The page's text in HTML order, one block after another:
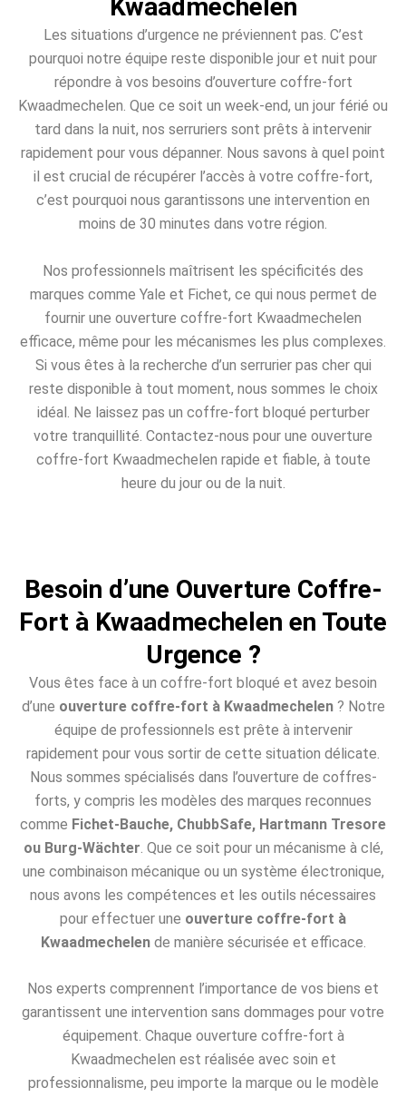
Kwaadmechelen
Les situations d’urgence ne préviennent pas. C’est
pourquoi notre équipe reste disponible jour et nuit pour
répondre à vos besoins d’ouverture coffre-fort
Kwaadmechelen. Que ce soit un week-end, un jour férié ou
tard dans la nuit, nos serruriers sont prêts à intervenir
rapidement pour vous dépanner. Nous savons à quel point
il est crucial de récupérer l’accès à votre coffre-fort,
c’est pourquoi nous garantissons une intervention en
moins de 30 minutes dans votre région.
Nos professionnels maîtrisent les spécificités des
marques comme Yale et Fichet, ce qui nous permet de
fournir une ouverture coffre-fort Kwaadmechelen
efficace, même pour les mécanismes les plus complexes.
Si vous êtes à la recherche d’un serrurier pas cher qui
reste disponible à tout moment, nous sommes le choix
idéal. Ne laissez pas un coffre-fort bloqué perturber
votre tranquillité. Contactez-nous pour une ouverture
coffre-fort Kwaadmechelen rapide et fiable, à toute
heure du jour ou de la nuit.
Besoin d’une Ouverture Coffre-
Fort à Kwaadmechelen en Toute
Urgence ?
Vous êtes face à un coffre-fort bloqué et avez besoin
d’une ouverture coffre-fort à Kwaadmechelen? Notre
équipe de professionnels est prête à intervenir
rapidement pour vous sortir de cette situation délicate.
Nous sommes spécialisés dans l’ouverture de coffres-
forts, y compris les modèles des marques reconnues
comme Fichet-Bauche, ChubbSafe, Hartmann Tresore
ou Burg-Wächter . Que ce soit pour un mécanisme à clé,
une combinaison mécanique ou un système électronique,
nous avons les compétences et les outils nécessaires
pour effectuer une ouverture coffre-fort à
Kwaadmechelende manière sécurisée et efficace.
Nos experts comprennent l’importance de vos biens et
garantissent une intervention sans dommages pour votre
équipement. Chaque ouverture coffre-fort à
Kwaadmechelen est réalisée avec soin et
professionnalisme, peu importe la marque ou le modèle